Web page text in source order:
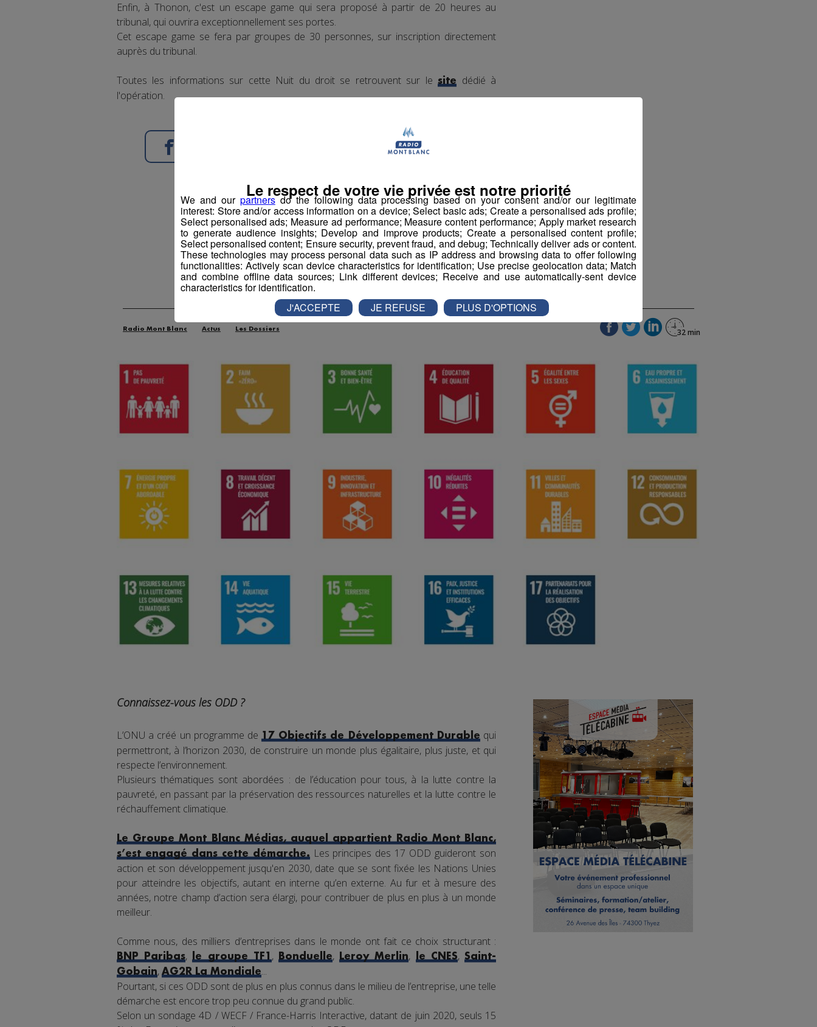
Enfin, à Thonon, c'est un escape game qui sera proposé à partir de 20 heures au
tribunal, qui ouvrira exceptionnellement ses portes.
Cet escape game se fera par groupes de 30 personnes, sur inscription directement
auprès du tribunal.
Toutes les informations sur cette Nuit du droit se retrouvent sur lesite
dédié à
l'opération.
Partager sur Twitter
Le guide des ODD
-25 septembre 2023 à 12h14
Radio Mont Blanc Actus Les Dossiers
Connaissez-vous les ODD ?
L’ONU a créé un programme de17 Objectifs de Développement Durablequi
permettront, à l’horizon 2030, de construire un monde plus égalitaire, plus juste, et qui
respecte l’environnement.
Plusieurs thématiques sont abordées : de l’éducation pour tous, à la lutte contre la
pauvreté, en passant par la préservation des ressources naturelles et la lutte contre le
réchauffement climatique.
Le Groupe Mont Blanc Médias, auquel appartient Radio Mont Blanc,
s’est engagé dans cette démarche.Les principes des 17 ODD guideront son
action et son développement jusqu'en 2030, date que se sont fixée les Nations Unies
pour atteindre les objectifs, autant en interne qu’en externe. Au fur et à mesure des
années, notre champ d’action sera élargi, pour contribuer de plus en plus à un monde
meilleur.
Comme nous, des milliers d’entreprises dans le monde ont fait ce choix structurant :
BNP Paribas,le groupe TF1,Bonduelle,Leroy Merlin, le CNES,Saint-
Gobain, AG2R La Mondiale...
Pourtant, si ces ODD sont de plus en plus connus dans le milieu de l’entreprise, une telle
démarche est encore trop peu connue du grand public.
Selon un sondage 4D / WECF / France-Harris Interactive, datant de juin 2020, seuls 15
We and our partnersdo the following data processing based on your consent and/or our legitimate
interest: Store and/or access information on a device; Select basic ads; Create a personalised ads profile;
Select personalised ads; Measure ad performance; Measure content performance; Apply market research
to generate audience insights; Develop and improve products; Create a personalised content profile;
Select personalised content; Ensure security, prevent fraud, and debug; Technically deliver ads or content.
These technologies may process personal data such as IP address and browsing data to offer following
functionalities: Actively scan device characteristics for identification; Use precise geolocation data; Match
and combine offline data sources; Link different devices; Receive and use automatically-sent device
characteristics for identification.
Le respect de votre vie privée est notre priorité
J'ACCEPTE JE REFUSE PLUS D'OPTIONS